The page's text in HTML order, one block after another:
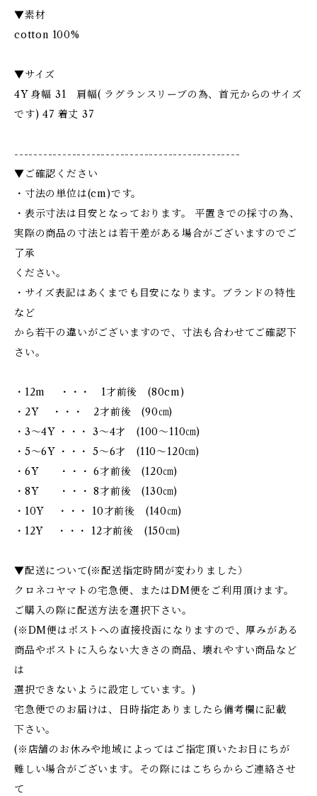
▼素材
cotton 100%
▼サイズ
4Y 身幅 31 肩幅( ラグランスリーブの為、首元からのサイズ
です) 47 着丈 37
-----------------------------------------------
▼ご確認ください
・寸法の単位は(cm)です。
・表示寸法は目安となっております。 平置きでの採寸の為、
実際の商品の寸法とは若干差がある場合がございますのでご
了承
ください。
・サイズ表記はあくまでも目安になります。ブランドの特性
など
から若干の違いがございますので、寸法も合わせてご確認下
さい。
・12m ・・・ 1才前後 (80cm)
・2Y ・・・ 2才前後 (90㎝)
・3～4Y ・・・ 3～4才 (100～110㎝)
・5～6Y ・・・ 5～6才 (110～120㎝)
・6Y ・・・ 6才前後 (120㎝)
・8Y ・・・ 8才前後 (130㎝)
・10Y ・・・ 10才前後 (140㎝)
・12Y ・・・ 12才前後 (150㎝)
▼配送について(※配送指定時間が変わりました）
クロネコヤマトの宅急便、またはDM便をご利用頂けます。
ご購入の際に配送方法を選択下さい。
(※DM便はポストへの直接投函になりますので、厚みがある
商品やポストに入らない大きさの商品、壊れやすい商品など
は
選択できないように設定しています。)
宅急便でのお届けは、日時指定ありましたら備考欄に記載
下さい。
(※店舗のお休みや地域によってはご指定頂いたお日にちが
難しい場合がございます。その際にはこちらからご連絡させ
て